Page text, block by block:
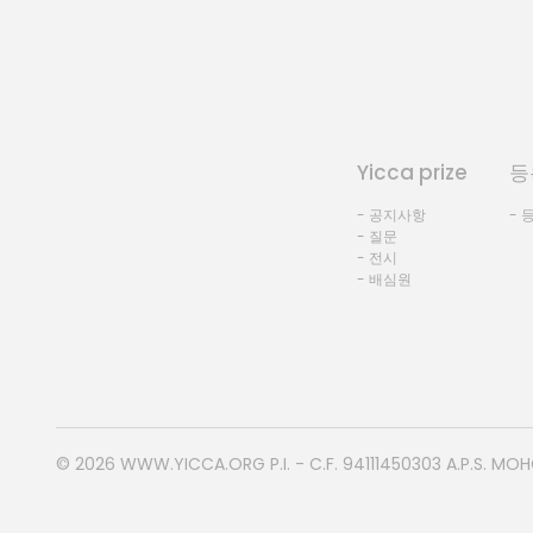
Yicca prize
- 공지사항
- 질문
- 전시
- 배심원
-
© 2026 WWW.YICCA.ORG P.I. - C.F. 94111450303 A.P.S.